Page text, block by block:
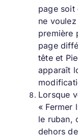
page soit
ne
première
page
tête et
apparaît
Lorsque
« Fermer
le ruban,
dehors